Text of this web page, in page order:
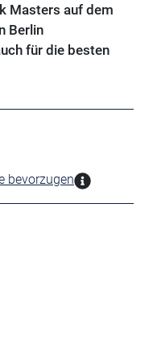
Masters auf dem
Berlin
für die besten
bevorzugen